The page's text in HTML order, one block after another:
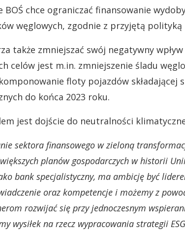
BOŚ chce ograniczać finansowanie
węglowych, zgodnie z przyjętą polityką
także zmniejszać swój negatywny
celów jest m.in. zmniejszenie śladu
floty pojazdów składającej
do końca 2023 roku.
jest dojście do neutralności
sektora finansowego w zieloną
planów gospodarczych w historii
bank specjalistyczny, ma ambicję być
oraz kompetencje i możemy z
rozwijać się przy jednoczesnym
wysiłek na rzecz wypracowania strategii